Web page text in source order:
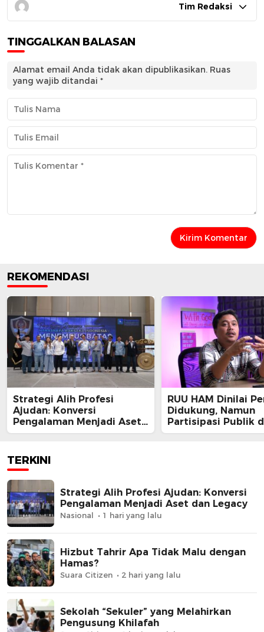
Tim Redaksi
TINGGALKAN BALASAN
Alamat email Anda tidak akan dipublikasikan. Ruas
yang wajib ditandai *
REKOMENDASI
Strategi Alih Profesi
Ajudan: Konversi
Pengalaman Menjadi Aset
dan Legacy
RUU HAM Dinilai
Didukung, Namun
Partisipasi Publik
Perbaikan
TERKINI
Strategi Alih Profesi Ajudan: Konversi
Pengalaman Menjadi Aset dan Legacy
Nasional 1 hari yang lalu
Hizbut Tahrir Apa Tidak Malu dengan
Hamas?
Suara Citizen 2 hari yang lalu
Sekolah “Sekuler” yang Melahirkan
Pengusung Khilafah